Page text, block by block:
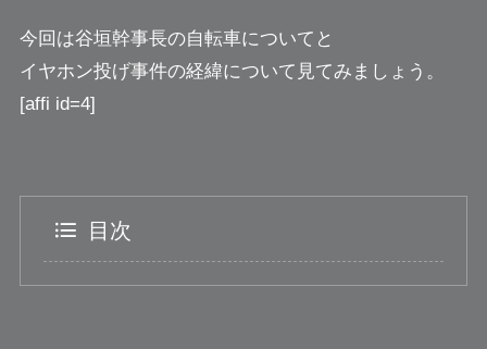
今回は谷垣幹事長の自転車についてと
イヤホン投げ事件の経緯について見てみましょう。
[affi id=4]
目次